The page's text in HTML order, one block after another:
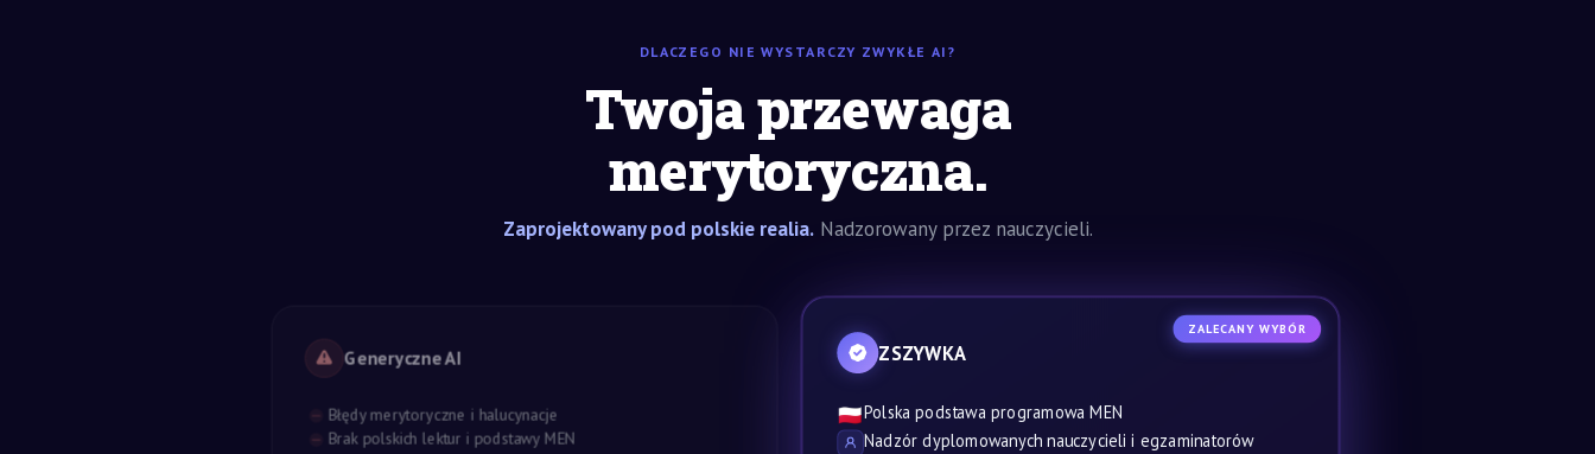
DLACZEGO NIE WYSTARCZY ZWYKŁE AI?
Twoja przewaga
merytoryczna.
Zaprojektowany pod polskie realia.Nadzorowany przez nauczycieli.
Generyczne AI
Błędy merytoryczne i halucynacje
Brak polskich lektur i podstawy MEN
ZALECANY WYBÓR
ZSZYWKA
🇵🇱Polska podstawa programowa MEN
Nadzór dyplomowanych nauczycieli i egzaminatorów